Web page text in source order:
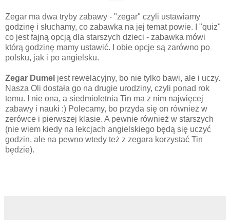
Zegar ma dwa tryby zabawy - "zegar" czyli ustawiamy
godzinę i słuchamy, co zabawka na jej temat powie. I "quiz"
co jest fajną opcją dla starszych dzieci - zabawka mówi
którą godzinę mamy ustawić. I obie opcje są zarówno po
polsku, jak i po angielsku.
Zegar Dumel jest rewelacyjny, bo nie tylko bawi, ale i uczy.
Nasza Oli dostała go na drugie urodziny, czyli ponad rok
temu. I nie ona, a siedmioletnia Tin ma z nim najwięcej
zabawy i nauki :) Polecamy, bo przyda się on również w
zerówce i pierwszej klasie. A pewnie również w starszych
(nie wiem kiedy na lekcjach angielskiego będą się uczyć
godzin, ale na pewno wtedy też z zegara korzystać Tin
będzie).